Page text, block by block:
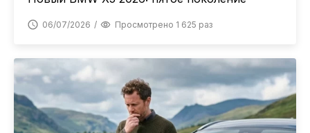
06/07/2026 Просмотрено 1 625 раз